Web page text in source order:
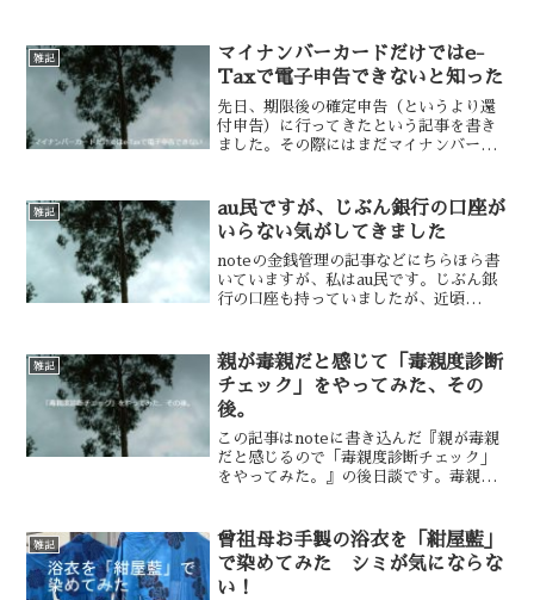
雑記
マイナンバーカードだけではe-
Taxで電子申告できないと知った
先日、期限後の確定申告（というより還
付申告）に行ってきたという記事を書き
ました。その際にはまだマイナンバーカ
カードを入手したので、これで電子申告
が可能になったかと思いき...
雑記
au民ですが、じぶん銀行の口座が
いらない気がしてきました
noteの金銭管理の記事などにちらほら書
いていますが、私はau民です。じぶん銀
行の口座も持っていましたが、近頃
は、買い物にau WALLETプリペイドカ
ードを使ってい...
雑記
親が毒親だと感じて「毒親度診断
チェック」をやってみた、その
後。
この記事はnoteに書き込んだ『親が毒親
だと感じるので「毒親度診断チェック」
をやってみた。』の後日談です。毒親度
親子関係相談所」の「毒親度診断チェッ
ク」をやってみました...
雑記
曾祖母お手製の浴衣を「紺屋藍」
で染めてみた シミが気にならな
い！